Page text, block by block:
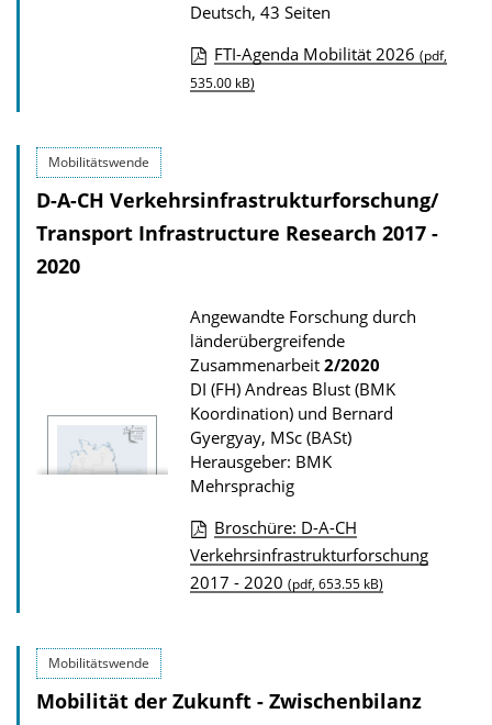
r
P
u
k
a
o
n
Deutsch, 43 Seiten
D
l
o
s
z
u
r
P
u
l
i
i
FTI-Agenda Mobilität 2026 (pdf,
535.00 kB)
Mobilitätswende
D-A-CH Verkehrsinfrastrukturforschung/
Transport Infrastructure Research 2017 -
2020
Angewandte Forschung durch
länderübergreifende
Zusammenarbeit 2/2020
DI (FH) Andreas Blust (BMK
Koordination) und Bernard
Gyergyay, MSc (BASt)
Herausgeber: BMK
Mehrsprachig
D
o
o
Broschüre: D-A-CH
Verkehrsinfrastrukturforschung
2017 - 2020 (pdf, 653.55 kB)
Mobilitätswende
Mobilität der Zukunft - Zwischenbilanz